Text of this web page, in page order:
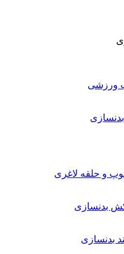
ورزشی
و حلقه لاغری
بدنسازی
بدنسازی